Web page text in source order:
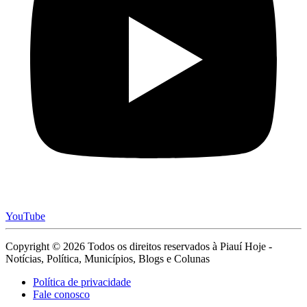
YouTube
Copyright © 2026 Todos os direitos reservados à Piauí Hoje -
Notícias, Política, Municípios, Blogs e Colunas
Política de privacidade
Fale conosco